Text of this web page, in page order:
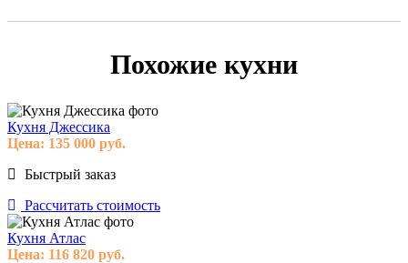
Похожие кухни
Кухня Джессика
Цена: 135 000 руб.
Быстрый заказ
Рассчитать стоимость
Кухня Атлас
Цена: 116 820 руб.